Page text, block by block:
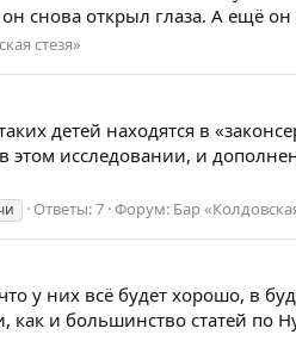
снова открыл глаза. А ещё
стезя»
детей находятся в
исследовании, и
Ответы: 7 Форум: Бар
них всё будет хорошо, в
и большинство статей по